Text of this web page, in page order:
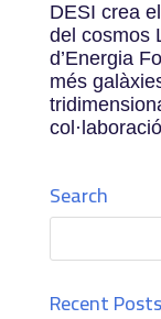
DESI crea
del cosmos
d’Energia
més
Search
Recent Posts